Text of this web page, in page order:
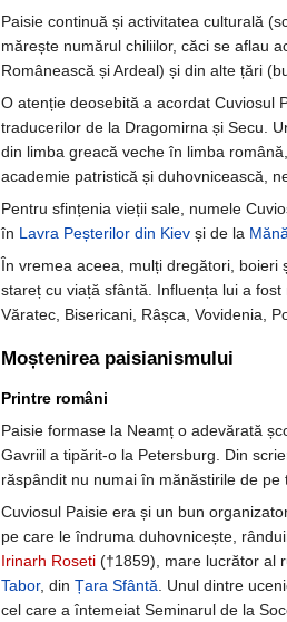
Paisie continuă și activitatea culturală
mărește numărul chiliilor, căci se aflau
Românească și Ardeal) și din alte țări
O atenție deosebită a acordat Cuviosul
traducerilor de la Dragomirna și Secu.
din limba greacă veche în limba
academie patristică și duhovnicească,
Pentru sfințenia vieții sale, numele
în Lavra Peșterilor din Kiev și de la
În vremea aceea, mulți dregători, boieri
stareț cu viață sfântă. Influența lui a
Văratec, Bisericani, Râșca, Vovidenia,
Moștenirea paisianismului
Printre români
Paisie formase la Neamț o adevărată
Gavriil a tipărit-o la Petersburg. Din
răspândit nu numai în mănăstirile de
Cuviosul Paisie era și un bun
pe care le îndruma duhovnicește,
Irinarh Roseti (†1859), mare lucrător al
Tabor, din Țara Sfântă . Unul dintre
cel care a întemeiat Seminarul de la